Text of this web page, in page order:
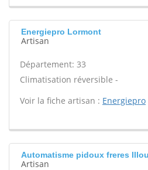
Energiepro Lormont
Artisan
Département: 33
Climatisation réversible -
Voir la fiche artisan : Energiepro
Automatisme pidoux freres
Artisan